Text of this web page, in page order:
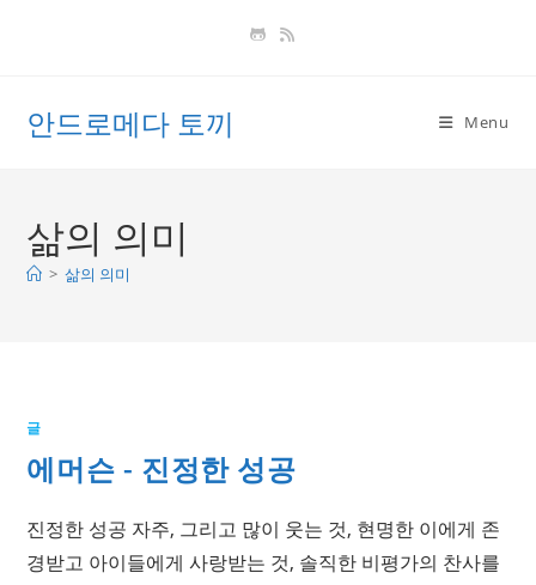
안드로메다 토끼 Menu
삶의 의미
> 삶의 의미
글
에머슨 - 진정한 성공
진정한 성공 자주, 그리고 많이 웃는 것, 현명한 이에게 존
경받고 아이들에게 사랑받는 것, 솔직한 비평가의 찬사를